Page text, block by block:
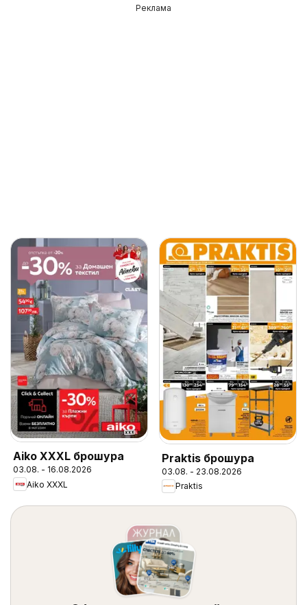
Реклама
Aiko XXXL брошура
03.08. - 16.08.2026
Aiko XXXL
Praktis брошура
03.08. - 23.08.2026
Praktis